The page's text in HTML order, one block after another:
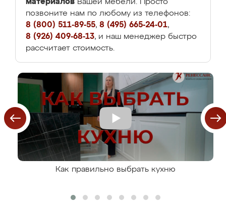
Вашей мебели. Просто
позвоните нам по любому из телефонов:
8 (800) 511-89-55, 8 (495) 665-24-01,
8 (926) 409-68-13, и наш менеджер быстро
рассчитает стоимость.
Как правильно выбрать кухню